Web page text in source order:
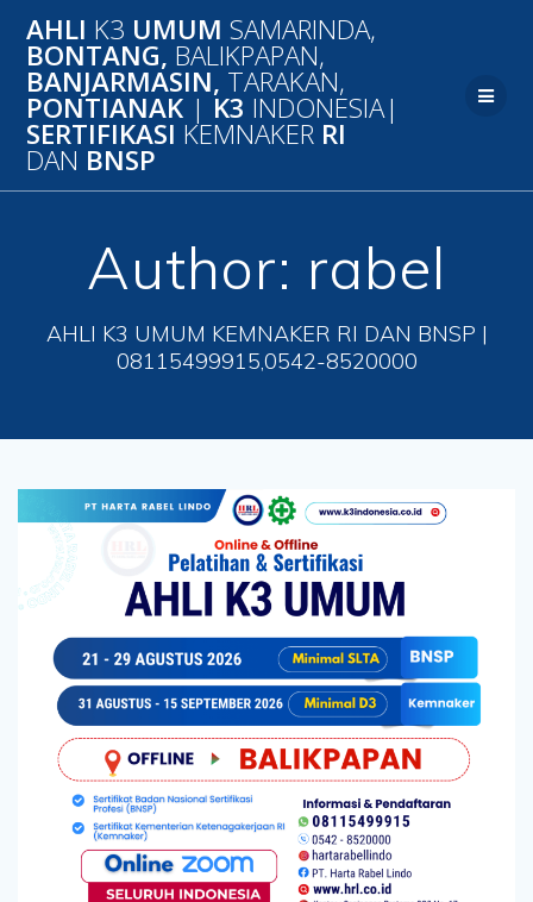
to
content
AHLI K3 UMUM SAMARINDA,
BONTANG, BALIKPAPAN,
BANJARMASIN, TARAKAN,
PONTIANAK | K3 INDONESIA|
SERTIFIKASI KEMNAKER RI
DAN BNSP
Author: rabel
AHLI K3 UMUM KEMNAKER RI DAN BNSP |
08115499915,0542-8520000